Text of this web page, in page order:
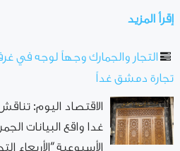
إقرأ المزيد
التجار والجمارك وجهاً لوجه في
تجارة دمشق غداً
الاقتصاد اليوم:
غدا واقع البيانات
الأسبوعية “الأربعاء